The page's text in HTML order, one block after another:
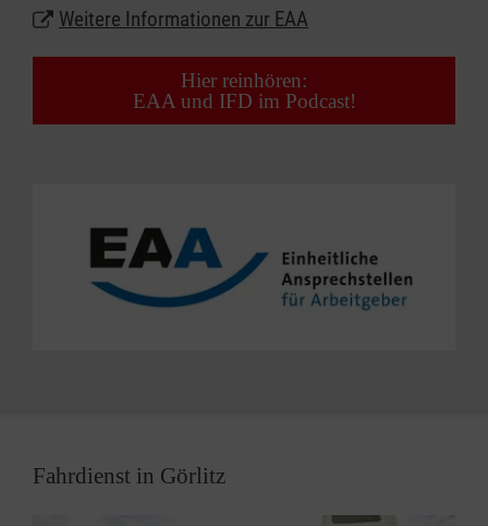
Arbeitgebern als trägerunabhängiger Lotse bei
Berufsbegleitung und Beschäftigungssicherung
von schwerbehinderten Menschen zur
Sie stehen alsmobiler Fachdienst in den
Landkreisen Görlitz, Bautzen und Meißenzur
Verfügung und bieten Ihnen:
Weitere Informationen zur EAA
Hier reinhören:
EAA und IFD im Podcast!
Fahrdienst in Görlitz